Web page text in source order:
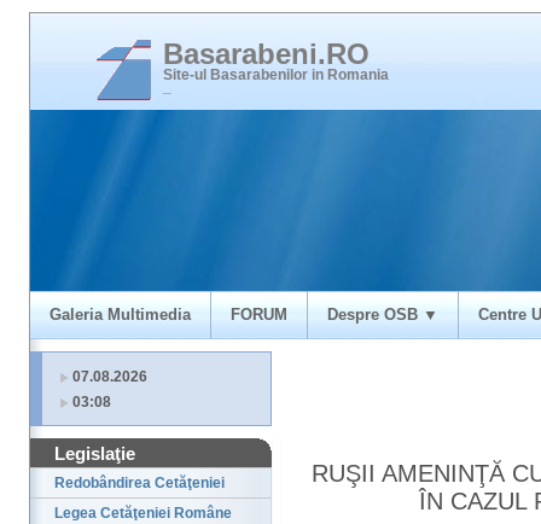
Basarabeni.RO
Site-ul Basarabenilor in Romania
Galeria Multimedia FORUM Despre OSB ▼ Centre
07.08.2026
03:08
Legislaţie
Redobândirea Cetăţeniei
Legea Cetăţeniei Române
RUŞII AMENINŢĂ
ÎN CAZUL